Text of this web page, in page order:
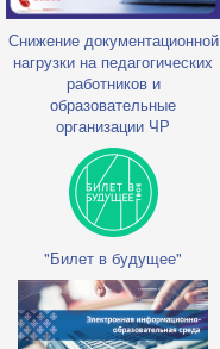
Снижение документационной
нагрузки на педагогических
работников и
образовательные
организации ЧР
"Билет в будущее"